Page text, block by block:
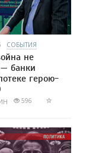
СОБЫТИЯ
не
банки
герою-
596